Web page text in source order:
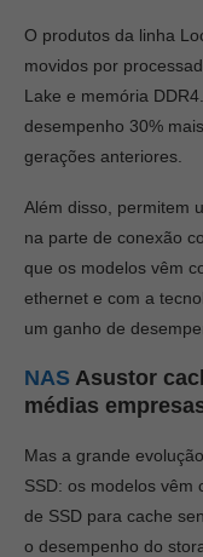
O produtos da linha
movidos por
Lake e memória
desempenho 30%
gerações anteriores.
Além disso, permitem
na parte de conexão
que os modelos vêm
ethernet e com a
um ganho de
NAS Asustor
médias
Mas a grande
SSD: os modelos vêm
de SSD para cache
o desempenho do